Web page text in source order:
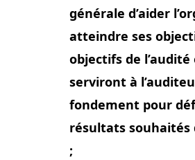
générale d’aider
atteindre ses
objectifs de
serviront à
fondement pour
résultats souhaités
;